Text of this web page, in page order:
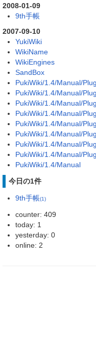
2008-01-09
9th手帳
2007-09-10
YukiWiki
WikiName
WikiEngines
SandBox
PukiWiki/1.4/Manual/
PukiWiki/1.4/Manual/
PukiWiki/1.4/Manual/
PukiWiki/1.4/Manual/
PukiWiki/1.4/Manual/
PukiWiki/1.4/Manual/
PukiWiki/1.4/Manual/
PukiWiki/1.4/Manual/
PukiWiki/1.4/Manual
今日の1件
9th手帳(1)
counter: 409
today: 1
yesterday: 0
online: 2